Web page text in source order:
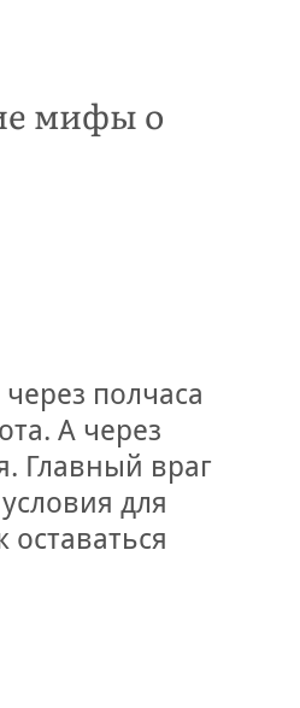
мифы о
полчаса
А через
Главный враг
для